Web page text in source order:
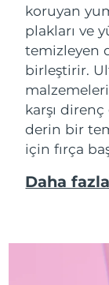
koruyan
plakları ve
temizleyen
birleştirir.
karşı
derin bir
için fırça
Daha